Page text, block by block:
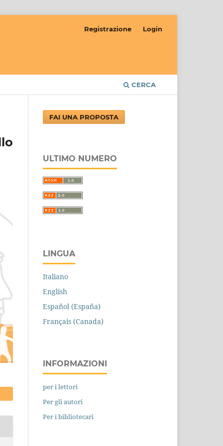
CERCA
Registrazione Login
FAI UNA PROPOSTA
ULTIMO NUMERO
LINGUA
Italiano
English
Español (España)
Français (Canada)
INFORMAZIONI
per i lettori
Per gli autori
Per i bibliotecari